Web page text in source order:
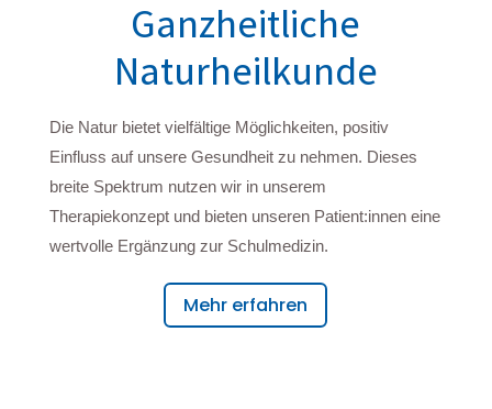
Ganzheitliche
Naturheilkunde
Die Natur bietet vielfältige Möglichkeiten, positiv
Einfluss auf unsere Gesundheit zu nehmen. Dieses
breite Spektrum nutzen wir in unserem
Therapiekonzept und bieten unseren Patient:innen eine
wertvolle Ergänzung zur Schulmedizin.
Mehr erfahren